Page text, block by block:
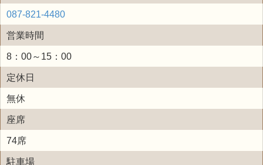
087-821-4480
営業時間
8：00～15：00
定休日
無休
座席
74席
駐車場